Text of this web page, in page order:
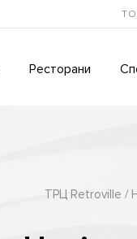
Ресторани
ТРЦ Retroville